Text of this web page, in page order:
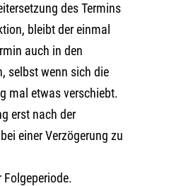
des Termins
bleibt der einmal
auch in den
selbst wenn sich die
mal etwas verschiebt.
erst nach der
einer Verzögerung zu
Folgeperiode.